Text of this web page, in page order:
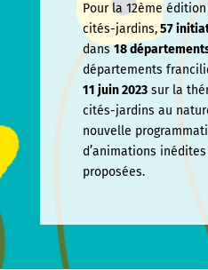
Pour la 12ème
cités-jardins,57
dans18
départements
11 juin2023sur la
cités-jardins au
nouvelle
d’animations
proposées.